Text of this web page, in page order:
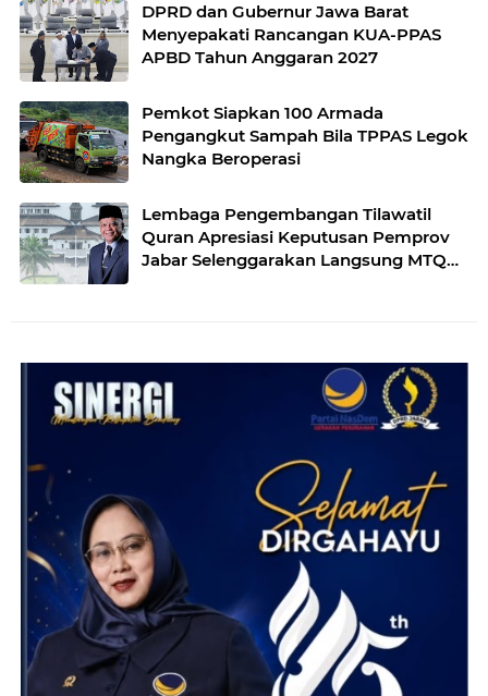
DPRD dan Gubernur Jawa Barat
Menyepakati Rancangan KUA-PPAS
APBD Tahun Anggaran 2027
Pemkot Siapkan 100 Armada
Pengangkut Sampah Bila TPPAS Legok
Nangka Beroperasi
Lembaga Pengembangan Tilawatil
Quran Apresiasi Keputusan Pemprov
Jabar Selenggarakan Langsung MTQ